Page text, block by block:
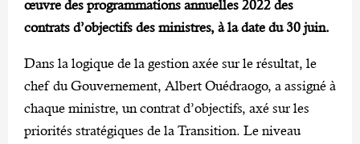
œuvre des programmations annuelles 2022 des
contrats d’objectifs des ministres, à la date du 30 juin.
Dans la logique de la gestion axée sur le résultat, le
chef du Gouvernement, Albert Ouédraogo, a assigné à
chaque ministre, un contrat d’objectifs, axé sur les
priorités stratégiques de la Transition. Le niveau